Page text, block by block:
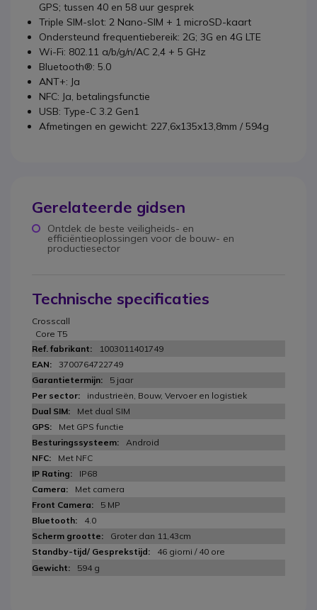
GPS; tussen 40 en 58 uur gesprek
Triple SIM-slot: 2 Nano-SIM + 1 microSD-kaart
Ondersteund frequentiebereik: 2G; 3G en 4G LTE
Wi-Fi: 802.11 a/b/g/n/AC 2,4 + 5 GHz
Bluetooth®: 5.0
ANT+: Ja
NFC: Ja, betalingsfunctie
USB: Type-C 3.2 Gen1
Afmetingen en gewicht: 227,6x135x13,8mm / 594g
Gerelateerde gidsen
Ontdek de beste veiligheids- en
efficiëntieoplossingen voor de bouw- en
productiesector
Technische specificaties
Crosscall
Core T5
1003011401749
3700764722749
5 jaar
industrieën, Bouw, Vervoer en logistiek
Met dual SIM
Met GPS functie
Android
Met NFC
IP68
Met camera
5 MP
4.0
Groter dan 11,43cm
46 giorni / 40 ore
594 g